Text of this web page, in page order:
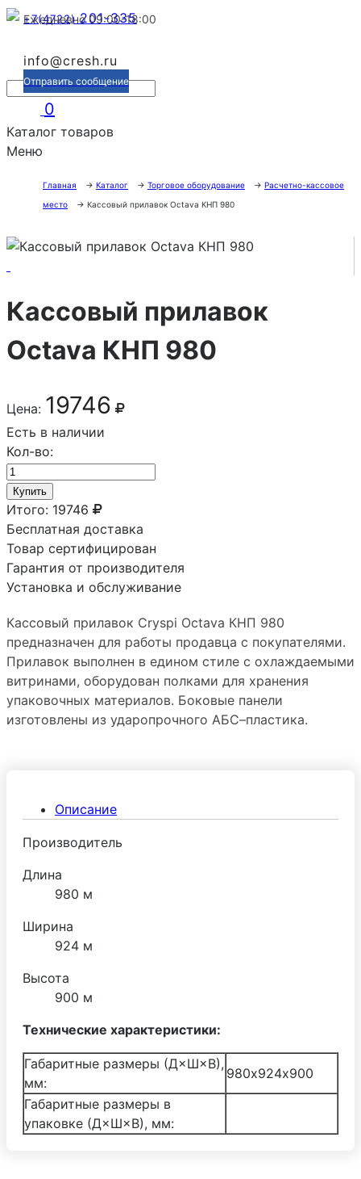
+7(4722)201-335
Ежедневно 09:00-18:00
info@cresh.ru
Отправить сообщение
0
Каталог товаров
Меню
Главная → Каталог → Торговое оборудование → Расчетно-кассовое
место
→ Кассовый прилавок Octava КНП 980
Кассовый прилавок
Octava КНП 980
Цена: 19746
Есть в наличии
Кол-во:
Купить
Итого: 19746
Бесплатная доставка
Товар сертифицирован
Гарантия от производителя
Установка и обслуживание
Кассовый прилавок Cryspi Octava КНП 980
предназначен для работы продавца с покупателями.
Прилавок выполнен в едином стиле с охлаждаемыми
витринами, оборудован полками для хранения
упаковочных материалов. Боковые панели
изготовлены из ударопрочного АБС–пластика.
Описание
Производитель
Длина
980 м
Ширина
924 м
Высота
900 м
Технические характеристики:
Габаритные размеры (Д×Ш×В),
мм:
980х924х900
Габаритные размеры в
упаковке (Д×Ш×В), мм: